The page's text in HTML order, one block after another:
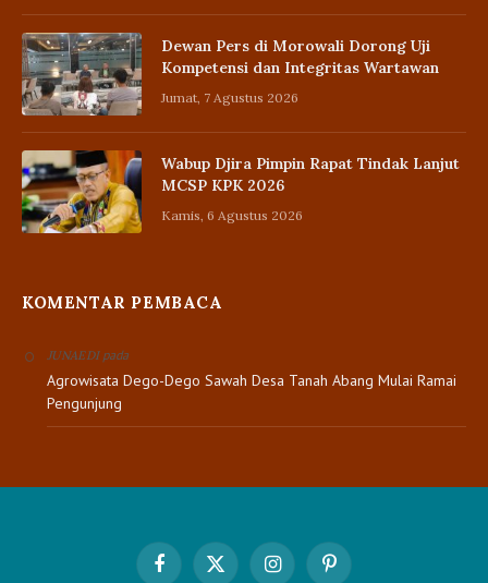
Dewan Pers di Morowali Dorong Uji
Kompetensi dan Integritas Wartawan
Jumat, 7 Agustus 2026
Wabup Djira Pimpin Rapat Tindak Lanjut
MCSP KPK 2026
Kamis, 6 Agustus 2026
KOMENTAR PEMBACA
JUNAEDIpada
Agrowisata Dego-Dego Sawah Desa Tanah Abang Mulai Ramai
Pengunjung
FacebookX InstagramPinterest